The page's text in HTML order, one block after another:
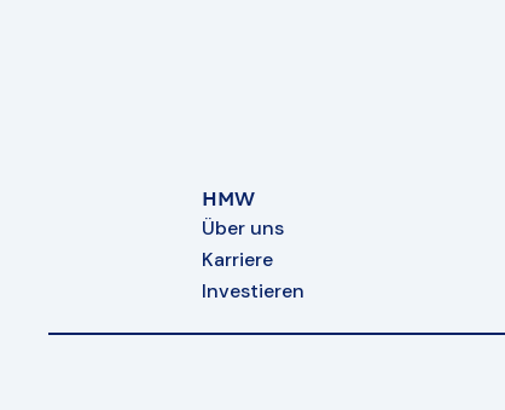
HMW
Über uns
Karriere
Investieren